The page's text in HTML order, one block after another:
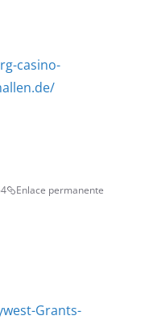
casino-
Enlace permanente
Grants-